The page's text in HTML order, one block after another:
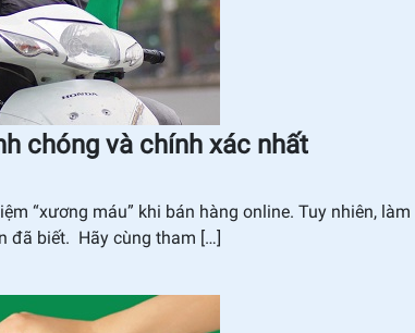
chóng và chính xác nhất
“xương máu” khi bán hàng online. Tuy nhiên, làm
đã biết. Hãy cùng tham […]